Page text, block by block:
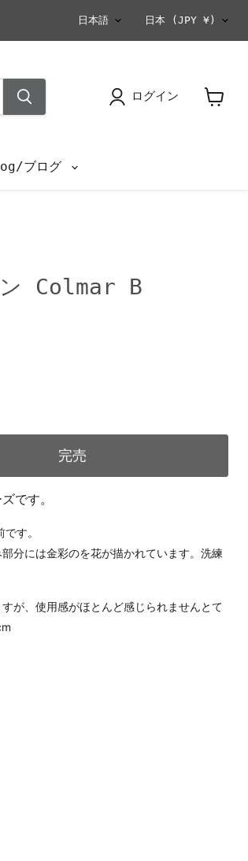
言
語
日本語 国
日本 (JPY ¥)
ログイン
ブログ
ン Colmar B
完売
です。
す。
分には金彩のを花が描かれています。洗練
が、使用感がほとんど感じられませんとて